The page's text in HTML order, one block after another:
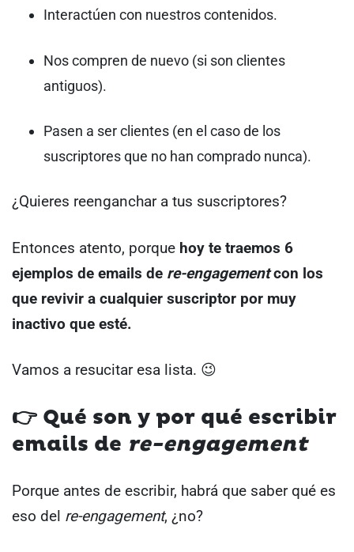
Interactúen con nuestros contenidos.
Nos compren de nuevo (si son clientes
antiguos).
Pasen a ser clientes (en el caso de los
suscriptores que no han comprado nunca).
¿Quieres reenganchar a tus suscriptores?
Entonces atento, porque hoy te traemos 6
ejemplos de emails de re-engagementcon los
que revivir a cualquier suscriptor por muy
inactivo que esté.
Vamos a resucitar esa lista. 😉
👉 Qué son y por qué escribir
emails de re-engagement
Porque antes de escribir, habrá que saber qué es
eso del re-engagement, ¿no?